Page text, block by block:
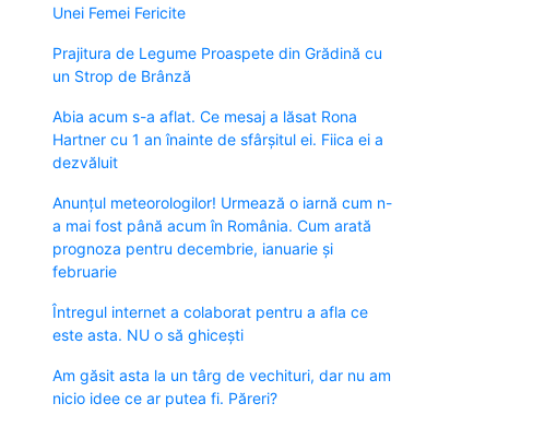
Unei Femei Fericite
Prajitura de Legume Proaspete din Grădină cu
un Strop de Brânză
Abia acum s-a aflat. Ce mesaj a lăsat Rona
Hartner cu 1 an înainte de sfârșitul ei. Fiica ei a
dezvăluit
Anunțul meteorologilor! Urmează o iarnă cum n-
a mai fost până acum în România. Cum arată
prognoza pentru decembrie, ianuarie și
februarie
Întregul internet a colaborat pentru a afla ce
este asta. NU o să ghicești
Am găsit asta la un târg de vechituri, dar nu am
nicio idee ce ar putea fi. Păreri?